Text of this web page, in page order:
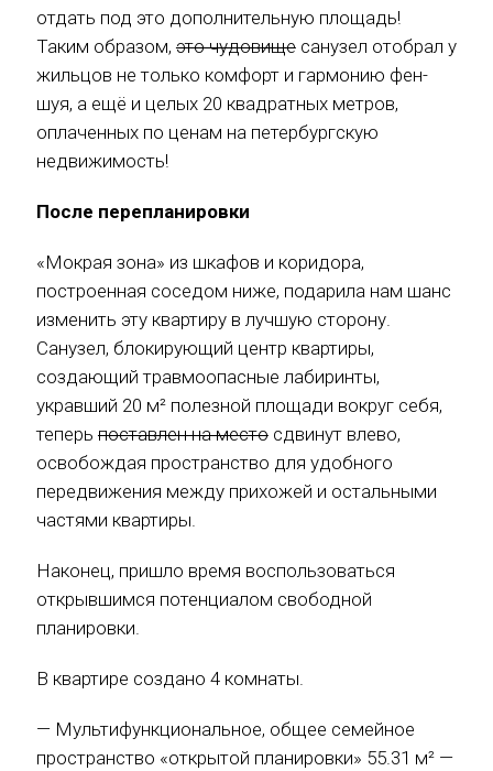
отдать под это дополнительную площадь!
Таким образом, это чудовищесанузел отобрал у
жильцов не только комфорт и гармонию фен-
шуя, а ещё и целых 20 квадратных метров,
оплаченных по ценам на петербургскую
недвижимость!
После перепланировки
«Мокрая зона» из шкафов и коридора,
построенная соседом ниже, подарила нам шанс
изменить эту квартиру в лучшую сторону.
Санузел, блокирующий центр квартиры,
создающий травмоопасные лабиринты,
укравший 20 м² полезной площади вокруг себя,
теперь поставлен на местосдвинут влево,
освобождая пространство для удобного
передвижения между прихожей и остальными
частями квартиры.
Наконец, пришло время воспользоваться
открывшимся потенциалом свободной
планировки.
В квартире создано 4 комнаты.
— Мультифункциональное, общее семейное
пространство «открытой планировки» 55.31 м² —